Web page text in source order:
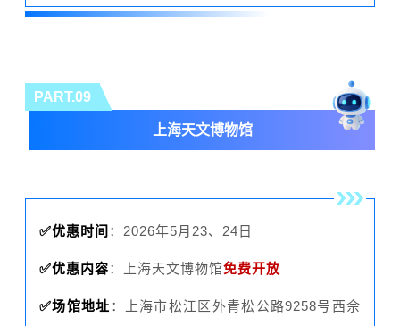
PART.09
上海天文博物馆
✅优惠时间 ：2026年5月23、24日
✅优惠内容：上海天文博物馆免费开放
✅场馆地址 ：上海市松江区外青松公路9258号西佘